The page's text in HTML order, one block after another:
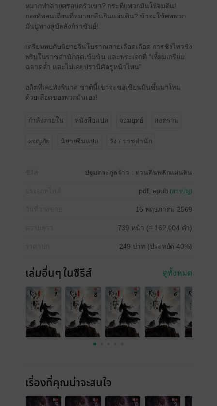
หมากทำลายครอบครัวเขา? กระทืบพวกมันให้จมดิน!
กองทัพคนเถื่อนที่หมายกลืนกินแผ่นดิน? ข้าจะใช้ศพพวก
มันปูทางสู่บัลลังก์ราชันย์!
เตรียมพบกับนิยายจีนโบราณสายเลือดเดือด การชิงไหวชิง
พริบในราชสำนักสุดเข้มข้น และพระเอกที่ "เหี้ยมเกรียม
ฉลาดล้ำ และไม่เคยปรานีศัตรูหน้าไหน"
อดีตที่เคยพังพินาศ ชาตินี้เขาจะขอเขียนมันขึ้นมาใหม่
ด้วยเลือดของพวกมันเอง!
กำลังภายใน หนังสือแปล จอมยุทธ์ สงคราม
ผจญภัย นิยายจีนแปล วัง / ราชสำนัก
ปฐมตระกูลจ้าว : หวนคืนพลิกแผ่นดิน
pdf, epub (สารบัญ)
15 พฤษภาคม 2569
739 หน้า (≈ 162,004 คำ)
249 บาท (ประหยัด 40%)
เล่มอื่นๆ ในซีรีส์ ดูทั้งหมด
เรื่องที่คุณน่าจะสนใจ